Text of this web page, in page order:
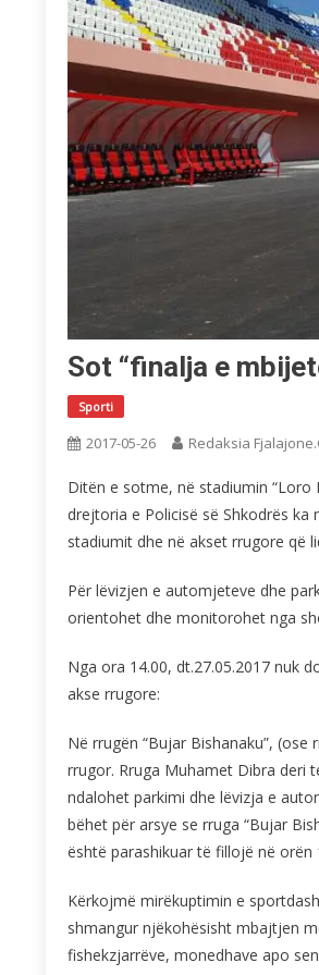
Sot “finalja e
Sporti
2017-05-26 Redaksia
Ditën e sotme, në stadiumin “Loro
drejtoria e Policisë së Shkodrës
stadiumit dhe në akset rrugore që
Për lëvizjen e automjeteve dhe
orientohet dhe monitorohet nga
Nga ora 14.00, dt.27.05.2017 nuk
akse rrugore:
Në rrugën “Bujar Bishanaku”,
rrugor. Rruga Muhamet Dibra deri
ndalohet parkimi dhe lëvizja e
bëhet për arsye se rruga “Bujar
është parashikuar të fillojë në
Kërkojmë mirëkuptimin e
shmangur njëkohësisht mbajtjen
fishekzjarrëve, monedhave apo